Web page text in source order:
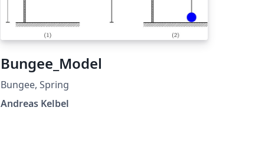
Bungee_Model
Bungee, Spring
Andreas Kelbel